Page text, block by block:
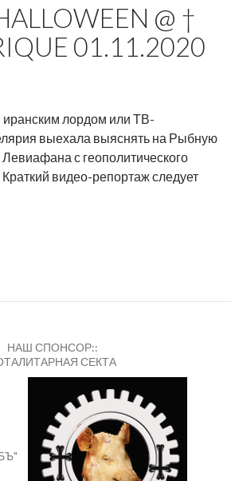
@ †
01.11.2020
лордом или ТВ-
выехала выяснять на Рыбную
с геополитического
видео-репортаж следует
Halloween @ † Fish Fabrique 01.11.2020
НАШ СПОНСОР::
СЕКТА